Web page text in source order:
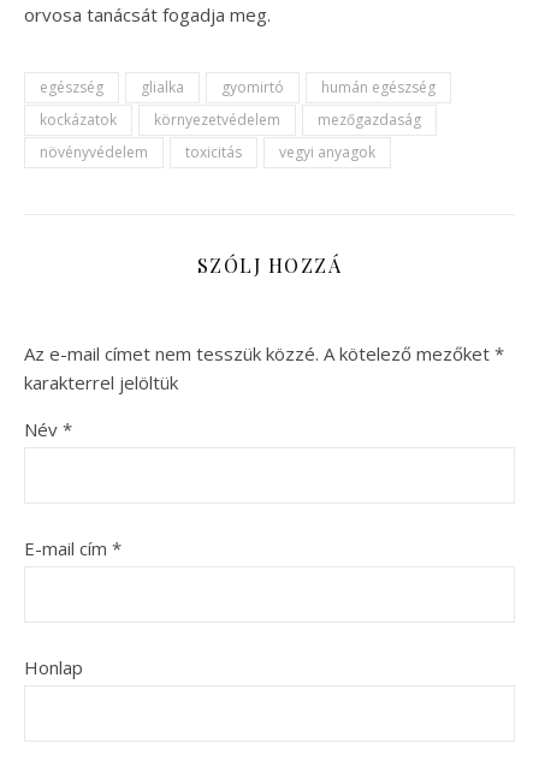
orvosa tanácsát fogadja meg.
egészség glialka gyomirtó
humán egészség
kockázatok
környezetvédelem
mezőgazdaság
növényvédelem
toxicitás vegyi anyagok
SZÓLJ HOZZÁ
Az e-mail címet nem tesszük közzé. A kötelező mezőket *
karakterrel jelöltük
Név *
E-mail cím *
Honlap